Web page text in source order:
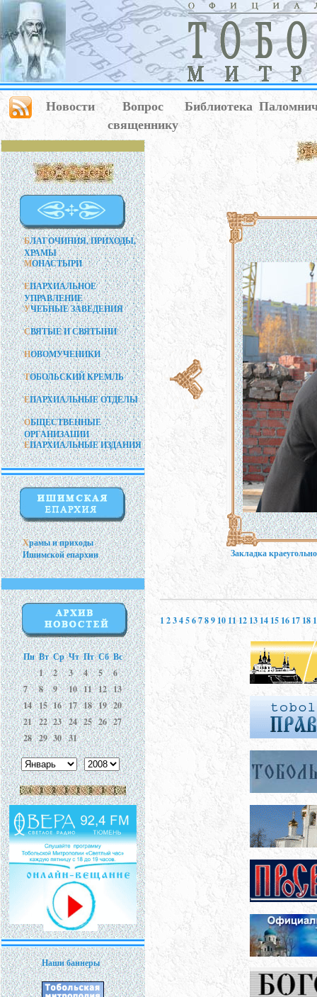
Новости
Вопрос
священнику
Библиотека
Храмы и приходы
Ишимской епархии
Пн Вт Ср Чт Пт Сб Вс
1
2 3 4 5
6
7
8 9 10 11 12 13
14 15 16 17 18 19 20
21 22 23 24 25 26 27
28 29 30 31
Наши баннеры
Закладка
12345678910 11 12 13 14 1516 1718
БЛАГОЧИНИЯ, ПРИХОДЫ,
ХРАМЫ
МОНАСТЫРИ
ЕПАРХИАЛЬНОЕ
УПРАВЛЕНИЕ
УЧЕБНЫЕ ЗАВЕДЕНИЯ
СВЯТЫЕ И СВЯТЫНИ
НОВОМУЧЕНИКИ
ТОБОЛЬСКИЙ КРЕМЛЬ
ЕПАРХИАЛЬНЫЕ ОТДЕЛЫ
ОБЩЕСТВЕННЫЕ
ОРГАНИЗАЦИИ
ЕПАРХИАЛЬНЫЕ ИЗДАНИЯ